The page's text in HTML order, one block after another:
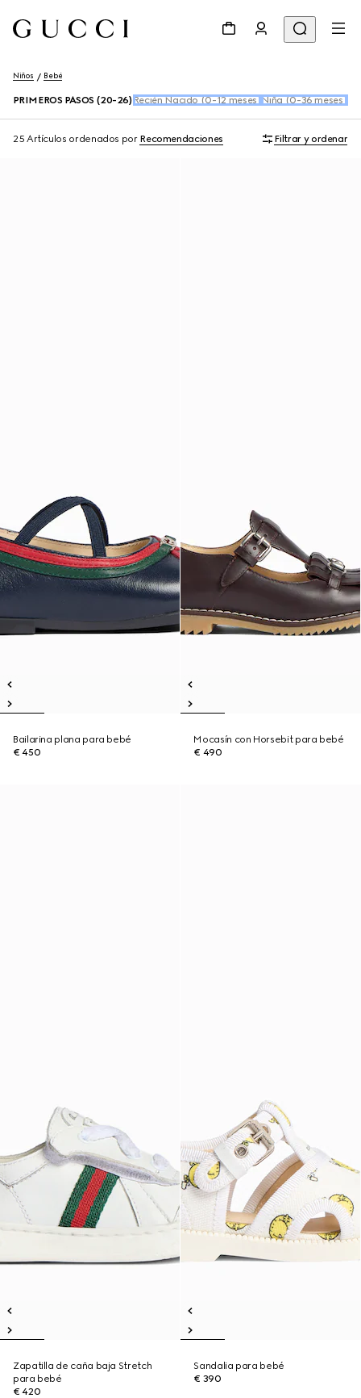
Niños Bebé
PRIMEROS PASOS (20-26) Recién Nacido (0-12 meses) Niña (0-36 meses)
25 Artículos ordenados por Recomendaciones Filtrar y ordenar
Bailarina plana para bebé
€ 450
Mocasín con Horsebit para bebé
€ 490
Zapatilla de caña baja Stretch
para bebé
€ 420
Sandalia para bebé
€ 390